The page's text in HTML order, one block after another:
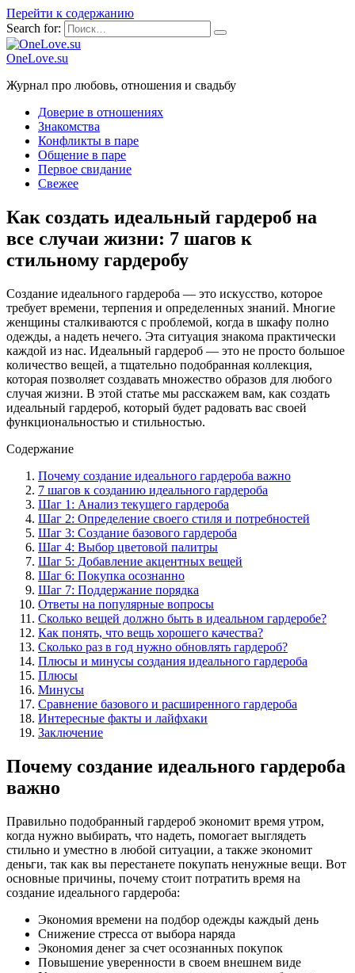
Перейти к содержанию
Search for:
OneLove.su
Журнал про любовь, отношения и свадьбу
Доверие в отношениях
Знакомства
Конфликты в паре
Общение в паре
Первое свидание
Свежее
Как создать идеальный гардероб на
все случаи жизни: 7 шагов к
стильному гардеробу
Создание идеального гардероба — это искусство, которое
требует времени, терпения и определенных знаний. Многие
женщины сталкиваются с проблемой, когда в шкафу полно
одежды, а надеть нечего. Эта ситуация знакома практически
каждой из нас. Идеальный гардероб — это не просто большое
количество вещей, а тщательно подобранная коллекция,
которая позволяет создавать множество образов для любого
случая жизни. В этой статье мы расскажем вам, как создать
идеальный гардероб, который будет радовать вас своей
функциональностью и стильностью.
Содержание
Почему создание идеального гардероба важно
7 шагов к созданию идеального гардероба
Шаг 1: Анализ текущего гардероба
Шаг 2: Определение своего стиля и потребностей
Шаг 3: Создание базового гардероба
Шаг 4: Выбор цветовой палитры
Шаг 5: Добавление акцентных вещей
Шаг 6: Покупка осознанно
Шаг 7: Поддержание порядка
Ответы на популярные вопросы
Сколько вещей должно быть в идеальном гардеробе?
Как понять, что вещь хорошего качества?
Сколько раз в год нужно обновлять гардероб?
Плюсы и минусы создания идеального гардероба
Плюсы
Минусы
Сравнение базового и расширенного гардероба
Интересные факты и лайфхаки
Заключение
Почему создание идеального гардероба
важно
Правильно подобранный гардероб экономит время утром,
когда нужно выбирать, что надеть, помогает выглядеть
стильно и уместно в любой ситуации, а также экономит
деньги, так как вы перестанете покупать ненужные вещи. Вот
основные причины, почему стоит потратить время на
создание идеального гардероба:
Экономия времени на подбор одежды каждый день
Снижение стресса от выбора наряда
Экономия денег за счет осознанных покупок
Повышение уверенности в своем внешнем виде